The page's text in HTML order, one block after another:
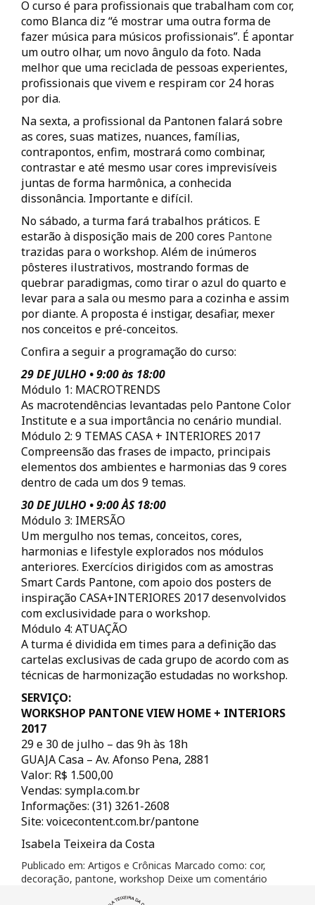
O curso é para profissionais que trabalham com cor,
como Blanca diz “é mostrar uma outra forma de
fazer música para músicos profissionais”. É apontar
um outro olhar, um novo ângulo da foto. Nada
melhor que uma reciclada de pessoas experientes,
profissionais que vivem e respiram cor 24 horas
por dia.
Na sexta, a profissional da Pantonen falará sobre
as cores, suas matizes, nuances, famílias,
contrapontos, enfim, mostrará como combinar,
contrastar e até mesmo usar cores imprevisíveis
juntas de forma harmônica, a conhecida
dissonância. Importante e difícil.
No sábado, a turma fará trabalhos práticos. E
estarão à disposição mais de 200 cores Pantone
trazidas para o workshop. Além de inúmeros
pôsteres ilustrativos, mostrando formas de
quebrar paradigmas, como tirar o azul do quarto e
levar para a sala ou mesmo para a cozinha e assim
por diante. A proposta é instigar, desafiar, mexer
nos conceitos e pré-conceitos.
Confira a seguir a programação do curso:
29 DE JULHO • 9:00 às 18:00
Módulo 1: MACROTRENDS
As macrotendências levantadas pelo Pantone Color
Institute e a sua importância no cenário mundial.
Módulo 2: 9 TEMAS CASA + INTERIORES 2017
Compreensão das frases de impacto, principais
elementos dos ambientes e harmonias das 9 cores
dentro de cada um dos 9 temas.
30 DE JULHO • 9:00 ÀS 18:00
Módulo 3: IMERSÃO
Um mergulho nos temas, conceitos, cores,
harmonias e lifestyle explorados nos módulos
anteriores. Exercícios dirigidos com as amostras
Smart Cards Pantone, com apoio dos posters de
inspiração CASA+INTERIORES 2017 desenvolvidos
com exclusividade para o workshop.
Módulo 4: ATUAÇÃO
A turma é dividida em times para a definição das
cartelas exclusivas de cada grupo de acordo com as
técnicas de harmonização estudadas no workshop.
SERVIÇO:
WORKSHOP PANTONE VIEW HOME + INTERIORS
2017
29 e 30 de julho – das 9h às 18h
GUAJA Casa – Av. Afonso Pena, 2881
Valor: R$ 1.500,00
Vendas: sympla.com.br
Informações: (31) 3261-2608
Site: voicecontent.com.br/pantone
Isabela Teixeira da Costa
Publicado em: Artigos e Crônicas Marcado como: cor,
decoração, pantone, workshop Deixe um comentário